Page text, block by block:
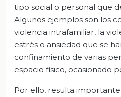
tipo social o personal que
Algunos ejemplos son los
violencia intrafamiliar, la
estrés o ansiedad que se
confinamiento de varias
espacio físico, ocasionado
Por ello, resulta